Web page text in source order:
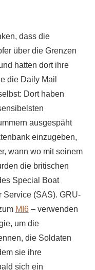
dass die
über die Grenzen
hatten dort ihre
die Daily Mail
Dort haben
ausgespäht
einzugeben,
wann wo mit seinem
die britischen
Special Boat
Service (SAS). GRU-
MI6– verwenden
um die
die Soldaten
sie ihre
sich ein